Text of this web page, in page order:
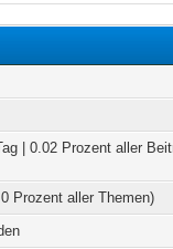
| 0.02 Prozent aller
Prozent aller Themen)